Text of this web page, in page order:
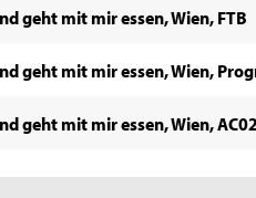
geht mit mir essen, Wien, FTB
geht mit mir essen, Wien,
geht mit mir essen, Wien,